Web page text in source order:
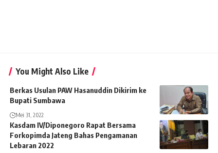
You Might Also Like
Berkas Usulan PAW Hasanuddin Dikirim ke
Bupati Sumbawa
Mei 31, 2022
Kasdam IV/Diponegoro Rapat Bersama
Forkopimda Jateng Bahas Pengamanan
Lebaran 2022